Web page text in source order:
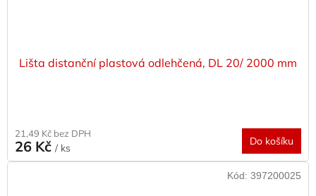
Lišta distanční plastová odlehčená, DL 20/ 2000 mm
21,49 Kč bez DPH
26 Kč / ks
Do košíku
Kód: 397200025